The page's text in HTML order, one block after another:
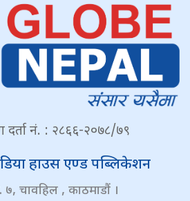
दर्ता नं. : २८६६-२०७८/७९
हाउस एण्ड पब्लिकेशन
७, चावहिल , काठमाडौं ।